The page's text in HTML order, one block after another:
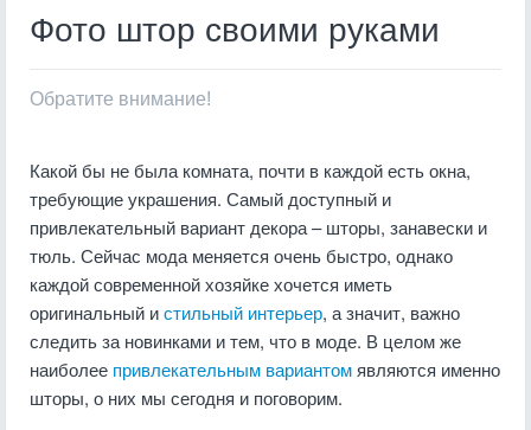
Фото штор своими руками
Обратите внимание!
Какой бы не была комната, почти в каждой есть окна,
требующие украшения. Самый доступный и
привлекательный вариант декора – шторы, занавески и
тюль. Сейчас мода меняется очень быстро, однако
каждой современной хозяйке хочется иметь
оригинальный истильный интерьер, а значит, важно
следить за новинками и тем, что в моде. В целом же
наиболее привлекательным вариантомявляются именно
шторы, о них мы сегодня и поговорим.